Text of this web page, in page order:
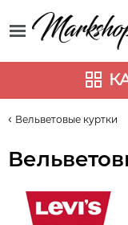
Вельветовые куртки